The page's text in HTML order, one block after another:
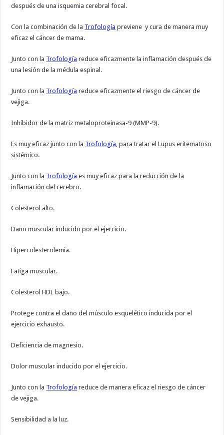
después de una isquemia cerebral focal.
Con la combinación de la Trofología previene y cura de manera muy
eficaz el cáncer de mama.
Junto con la Trofología reduce eficazmente la inflamación después de
una lesión de la médula espinal.
Junto con la Trofología reduce eficazmente el riesgo de cáncer de
vejiga.
Inhibidor de la matriz metaloproteinasa-9 (MMP-9).
Es muy eficaz junto con la Trofología, para tratar el Lupus eritematoso
sistémico.
Junto con la Trofología es muy eficaz para la reducción de la
inflamación del cerebro.
Colesterol alto.
Daño muscular inducido por el ejercicio.
Hipercolesterolemia.
Fatiga muscular.
Colesterol HDL bajo.
Protege contra el daño del músculo esquelético inducida por el
ejercicio exhausto.
Deficiencia de magnesio.
Dolor muscular inducido por el ejercicio.
Junto con la Trofología reduce de manera eficaz el riesgo de cáncer
de vejiga.
Sensibilidad a la luz.